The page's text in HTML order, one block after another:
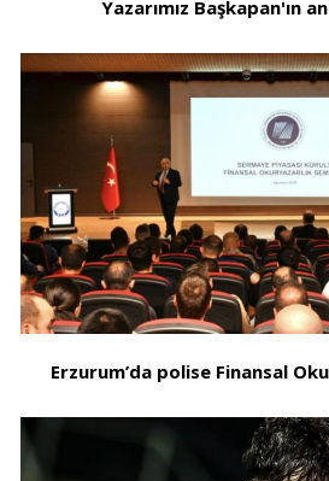
Yazarımız Başkapan'ın
Erzurum’da polise Finansal